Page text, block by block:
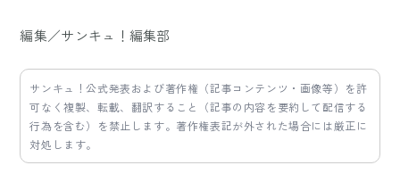
編集／サンキュ！編集部
サンキュ！公式発表および著作権（記事コンテンツ・画像等）を許
可なく複製、転載、翻訳すること（記事の内容を要約して配信する
行為を含む）を禁止します。著作権表記が外された場合には厳正に
対処します。